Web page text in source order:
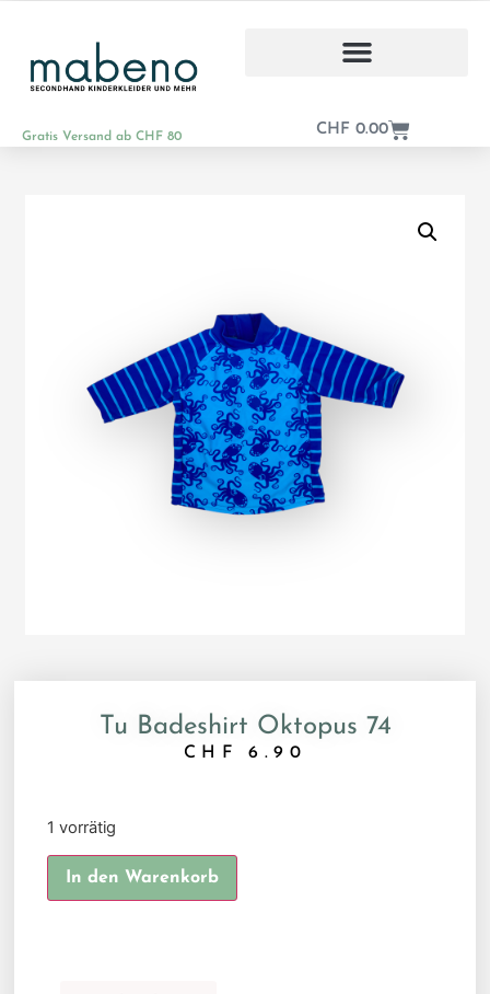
Gratis Versand ab CHF 80 CHF 0.00
Tu Badeshirt Oktopus 74
CHF 6.90
1 vorrätig
In den Warenkorb